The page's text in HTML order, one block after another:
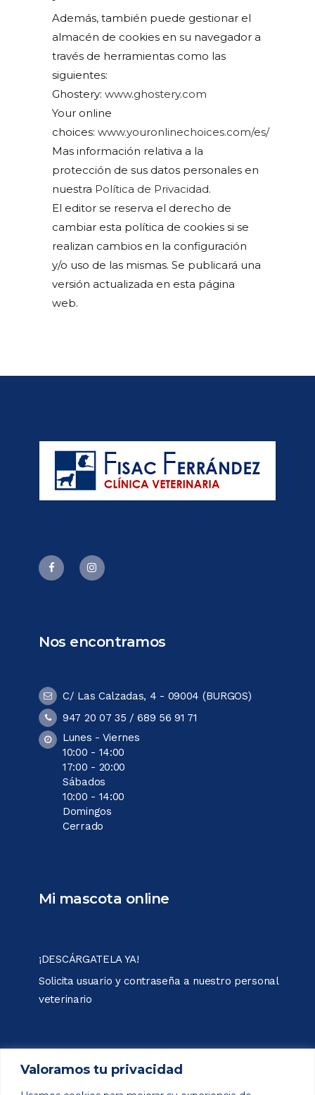
Valoramos tu privacidad
Además, también puede gestionar el
almacén de cookies en su navegador a
través de herramientas como las
siguientes:
Ghostery: www.ghostery.com
Your online
choices: www.youronlinechoices.com/es/
Mas información relativa a la
protección de sus datos personales en
nuestra Política de Privacidad.
El editor se reserva el derecho de
cambiar esta política de cookies si se
realizan cambios en la configuración
y/o uso de las mismas. Se publicará una
versión actualizada en esta página
web.
Nos encontramos
C/ Las Calzadas, 4 - 09004 (BURGOS)
947 20 07 35 / 689 56 91 71
Lunes - Viernes
10:00 - 14:00
17:00 - 20:00
Sábados
10:00 - 14:00
Domingos
Cerrado
Mi mascota online
¡DESCÁRGATELA YA!
Solicita usuario y contraseña a nuestro personal
veterinario
Apple Store